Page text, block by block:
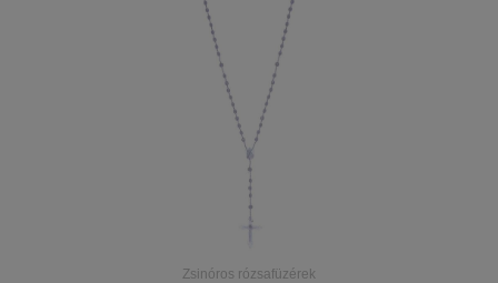
Zsinóros rózsafüzérek